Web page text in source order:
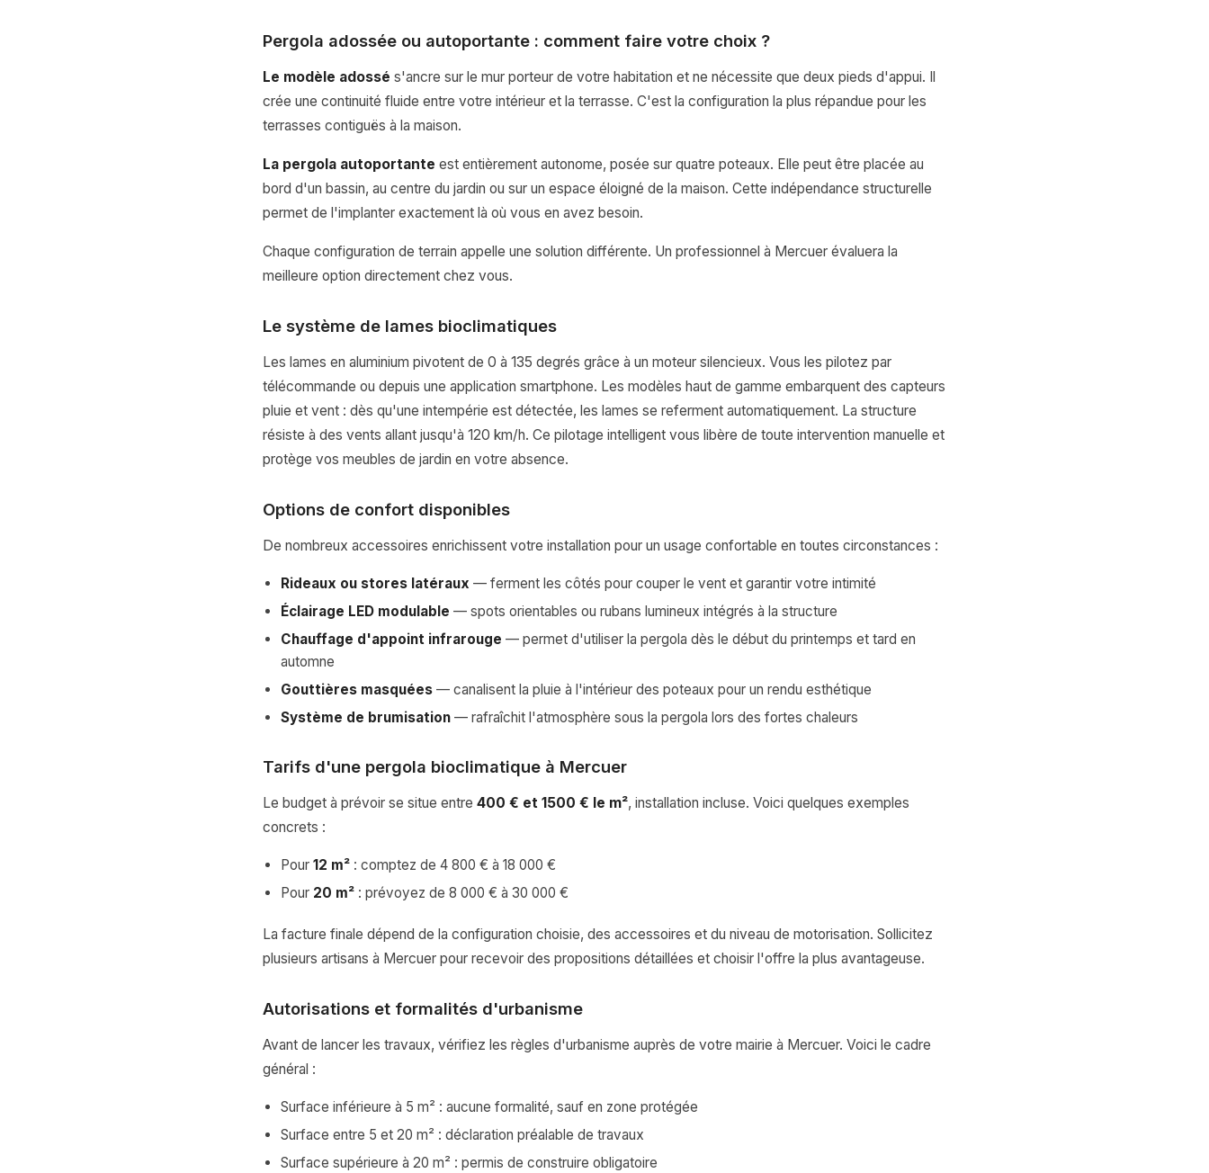
Pergola adossée ou autoportante : comment faire votre choix ?
Le modèle adossé s'ancre sur le mur porteur de votre habitation et ne nécessite que deux pieds d'appui. Il
crée une continuité fluide entre votre intérieur et la terrasse. C'est la configuration la plus répandue pour les
terrasses contiguës à la maison.
La pergola autoportante est entièrement autonome, posée sur quatre poteaux. Elle peut être placée au
bord d'un bassin, au centre du jardin ou sur un espace éloigné de la maison. Cette indépendance structurelle
permet de l'implanter exactement là où vous en avez besoin.
Chaque configuration de terrain appelle une solution différente. Un professionnel à Mercuer évaluera la
meilleure option directement chez vous.
Le système de lames bioclimatiques
Les lames en aluminium pivotent de 0 à 135 degrés grâce à un moteur silencieux. Vous les pilotez par
télécommande ou depuis une application smartphone. Les modèles haut de gamme embarquent des capteurs
pluie et vent : dès qu'une intempérie est détectée, les lames se referment automatiquement. La structure
résiste à des vents allant jusqu'à 120 km/h. Ce pilotage intelligent vous libère de toute intervention manuelle et
protège vos meubles de jardin en votre absence.
Options de confort disponibles
De nombreux accessoires enrichissent votre installation pour un usage confortable en toutes circonstances :
Rideaux ou stores latéraux — ferment les côtés pour couper le vent et garantir votre intimité
Éclairage LED modulable — spots orientables ou rubans lumineux intégrés à la structure
Chauffage d'appoint infrarouge — permet d'utiliser la pergola dès le début du printemps et tard en
automne
Gouttières masquées — canalisent la pluie à l'intérieur des poteaux pour un rendu esthétique
Système de brumisation — rafraîchit l'atmosphère sous la pergola lors des fortes chaleurs
Tarifs d'une pergola bioclimatique à Mercuer
Le budget à prévoir se situe entre 400 € et 1500 € le m², installation incluse. Voici quelques exemples
concrets :
Pour 12 m² : comptez de 4 800 € à 18 000 €
Pour 20 m² : prévoyez de 8 000 € à 30 000 €
La facture finale dépend de la configuration choisie, des accessoires et du niveau de motorisation. Sollicitez
plusieurs artisans à Mercuer pour recevoir des propositions détaillées et choisir l'offre la plus avantageuse.
Autorisations et formalités d'urbanisme
Avant de lancer les travaux, vérifiez les règles d'urbanisme auprès de votre mairie à Mercuer. Voici le cadre
général :
Surface inférieure à 5 m² : aucune formalité, sauf en zone protégée
Surface entre 5 et 20 m² : déclaration préalable de travaux
Surface supérieure à 20 m² : permis de construire obligatoire